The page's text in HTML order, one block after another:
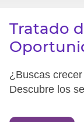
Tratado
¿Buscas
Descubre los